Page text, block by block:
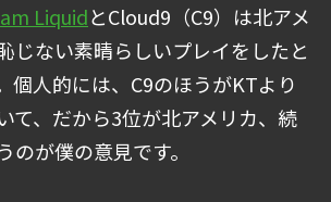
LiquidとCloud9（C9）は北アメ
じない素晴らしいプレイをしたと
個人的には、C9のほうがKTより
て、だから3位が北アメリカ、続
のが僕の意見です。